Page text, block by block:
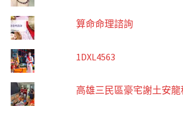
算命命理諮詢
1DXL4563
高雄三民區豪宅謝土安